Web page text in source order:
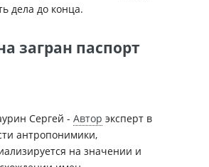
дела до конца.
загран паспорт
Сергей - Автор эксперт в
антропонимики,
на значении и